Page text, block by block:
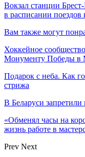
Вокзал станции
в расписании
Вам также могут
Хоккейное
Монументу Победы в
Подарок с неба. Как
стрижа
В Беларуси
«Обменял часы на
жизнь работе в
Prev Next